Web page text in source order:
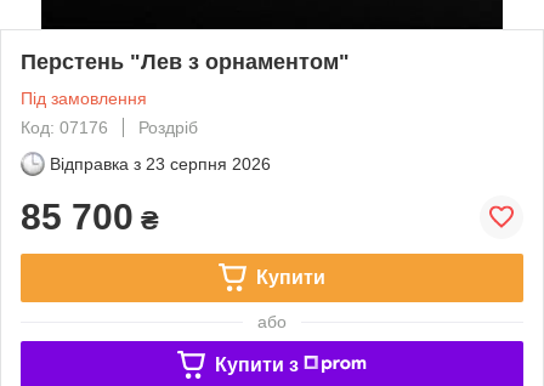
Перстень "Лев з орнаментом"
Під замовлення
Код: 07176
Роздріб
Відправка з 23 серпня 2026
85 700 ₴
Купити
або
Купити з